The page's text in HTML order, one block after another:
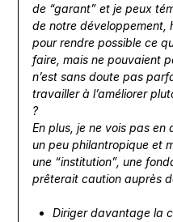
de “garant” et je peux
de notre développement,
pour rendre possible ce
faire, mais ne pouvaient
n’est sans doute pas
travailler à l’améliorer
?
En plus, je ne vois pas en
un peu philantropique et
une “institution”, une
prêterait caution auprès
Diriger davantage la